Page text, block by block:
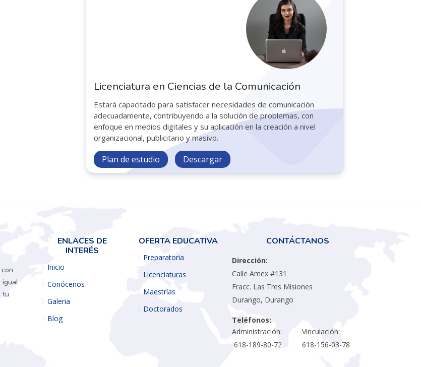
Licenciatura en Ciencias de la Comunicación
Estará capacitado para satisfacer necesidades de comunicación
adecuadamente, contribuyendo a la solución de problemas, con
enfoque en medios digitales y su aplicación en la creación a nivel
organizacional, publicitario y masivo.
Plan de estudio Descargar
igual
tu
ENLACES DE
INTERÉS
Inicio
Conócenos
Galeria
Blog
OFERTA EDUCATIVA
Preparatoria
Licenciaturas
Maestrías
Doctorados
CONTÁCTANOS
Dirección:
Calle Amex #131
Fracc. Las Tres Misiones
Durango, Durango
Teléfonos:
Administración: Vinculación:
618-189-80-72 618-156-03-78